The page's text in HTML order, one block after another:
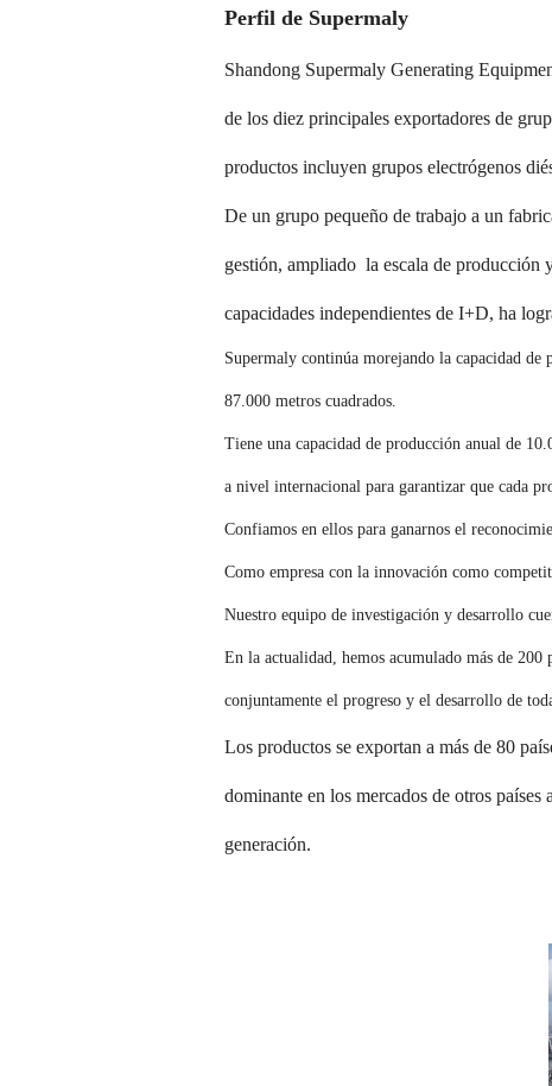
Perfil de Supermaly
Shandong Supermaly Generating
de los diez principales exportadores de
productos incluyen grupos electrógenos
De un grupo pequeño de trabajo a un
gestión, ampliado la escala de producción
capacidades independientes de I+D, ha
Supermaly continúa morejando la capacidad
87.000 metros cuadrados.
Tiene una capacidad de producción anual de
a nivel internacional para garantizar que cada
Confiamos en ellos para ganarnos el
Como empresa con la innovación como
Nuestro equipo de investigación y desarrollo
En la actualidad, hemos acumulado más de
conjuntamente el progreso y el desarrollo de
Los productos se exportan a más de 80
dominante en los mercados de otros
generación.